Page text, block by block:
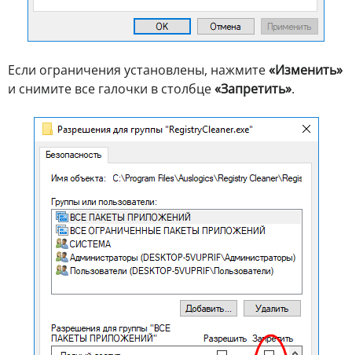
Если ограничения установлены, нажмите«Изменить»
и снимите все галочки в столбце«Запретить».